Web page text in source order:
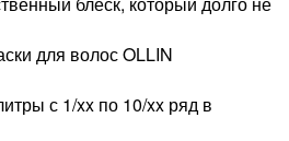
для волос OLLIN
с 1/xx по 10/xx ряд в